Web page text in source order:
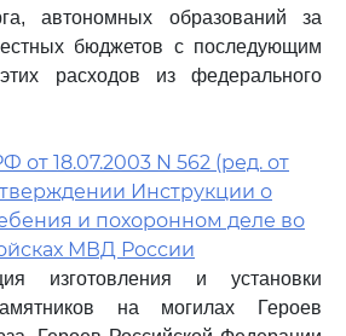
автономных образований за
бюджетов с последующим
расходов из федерального
от 18.07.2003 N 562 (ред. от
Инструкции о
и похоронном деле во
МВД России
изготовления и установки
на могилах Героев